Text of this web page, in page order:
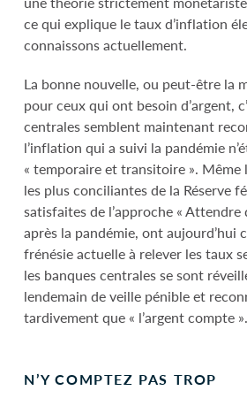
ce qui explique le taux d’inflation
connaissons actuellement.
La bonne nouvelle, ou peut-être la
pour ceux qui ont besoin d’argent,
centrales semblent maintenant
l’inflation qui a suivi la pandémie
« temporaire et transitoire ». Même
les plus conciliantes de la Réserve
satisfaites de l’approche «
après la pandémie, ont aujourd’hui
frénésie actuelle à relever les taux
les banques centrales se sont
lendemain de veille pénible et
tardivement que « l’argent compte ».
N’Y COMPTEZ PAS TROP